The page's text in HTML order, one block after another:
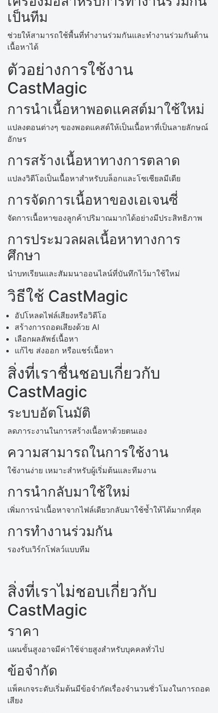
เป็นทีม
ช่วยให้สามารถใช้พื้นที่ทำงานร่วมกันและทำงานร่วมกันด้าน
เนื้อหาได้
ตัวอย่างการใช้งาน
CastMagic
การนำเนื้อหาพอดแคสต์มาใช้ใหม่
แปลงตอนต่างๆ ของพอดแคสต์ให้เป็นเนื้อหาที่เป็นลายลักษณ์
อักษร
การสร้างเนื้อหาทางการตลาด
แปลงวิดีโอเป็นเนื้อหาสำหรับบล็อกและโซเชียลมีเดีย
การจัดการเนื้อหาของเอเจนซี่
จัดการเนื้อหาของลูกค้าปริมาณมากได้อย่างมีประสิทธิภาพ
การประมวลผลเนื้อหาทางการ
ศึกษา
นำบทเรียนและสัมมนาออนไลน์ที่บันทึกไว้มาใช้ใหม่
วิธีใช้ CastMagic
อัปโหลดไฟล์เสียงหรือวิดีโอ
สร้างการถอดเสียงด้วย AI
เลือกผลลัพธ์เนื้อหา
แก้ไข ส่งออก หรือแชร์เนื้อหา
สิ่งที่เราชื่นชอบเกี่ยวกับ
CastMagic
ระบบอัตโนมัติ
ลดภาระงานในการสร้างเนื้อหาด้วยตนเอง
ความสามารถในการใช้งาน
ใช้งานง่าย เหมาะสำหรับผู้เริ่มต้นและทีมงาน
การนำกลับมาใช้ใหม่
เพิ่มการนำเนื้อหาจากไฟล์เดียวกลับมาใช้ซ้ำให้ได้มากที่สุด
การทำงานร่วมกัน
รองรับเวิร์กโฟลว์แบบทีม
สิ่งที่เราไม่ชอบเกี่ยวกับ
CastMagic
ราคา
แผนขั้นสูงอาจมีค่าใช้จ่ายสูงสำหรับบุคคลทั่วไป
ข้อจำกัด
แพ็คเกจระดับเริ่มต้นมีข้อจำกัดเรื่องจำนวนชั่วโมงในการถอด
เสียง